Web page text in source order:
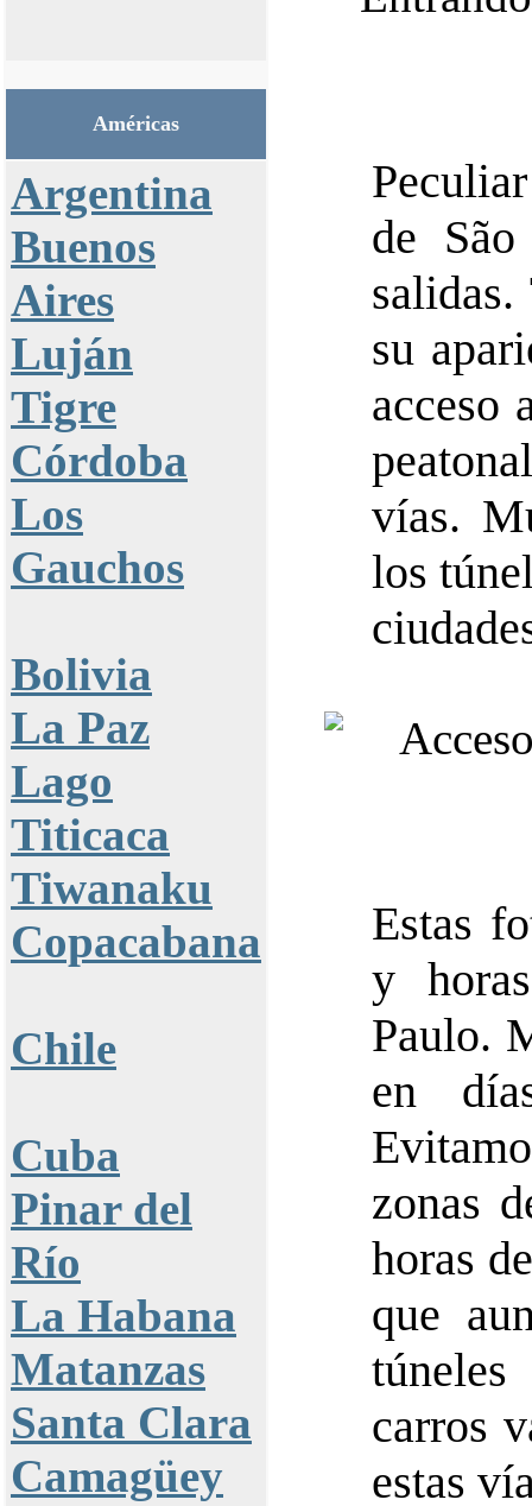
Américas
Argentina
Buenos
Aires
Luján
Tigre
Córdoba
Los
Gauchos
Bolivia
La Paz
Lago
Titicaca
Tiwanaku
Copacabana
Chile
Cuba
Pinar del
Río
La Habana
Matanzas
Santa Clara
Camagüey
de
su
acceso
vías.
los
Estas
y
Paulo.
en
zonas
horas
que
carros
estas